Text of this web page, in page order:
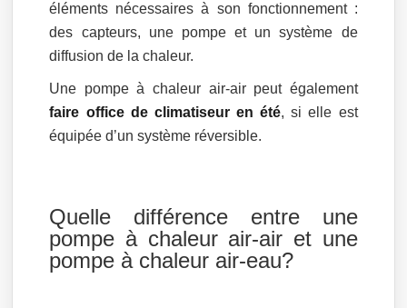
éléments nécessaires à son fonctionnement :
des capteurs, une pompe et un système de
diffusion de la chaleur.
Une pompe à chaleur air-air peut également
faire office de climatiseur en été, si elle est
équipée d’un système réversible.
Quelle différence entre une
pompe à chaleur air-air et une
pompe à chaleur air-eau?